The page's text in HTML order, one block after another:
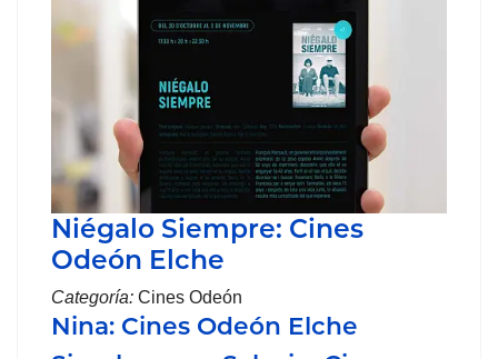
Niégalo Siempre: Cines
Odeón Elche
Categoría: Cines Odeón
Nina: Cines Odeón Elche